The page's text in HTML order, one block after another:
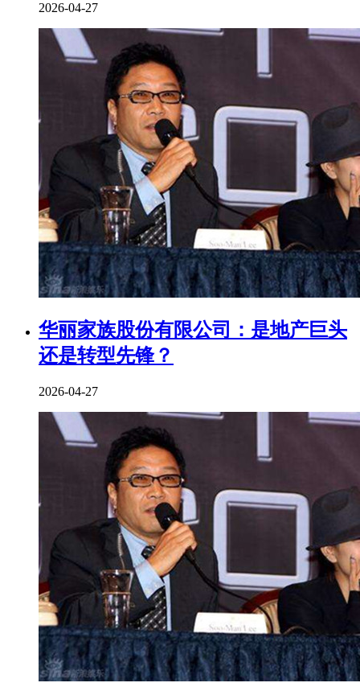
2026-04-27
华丽家族股份有限公司：是地产巨头
还是转型先锋？
2026-04-27